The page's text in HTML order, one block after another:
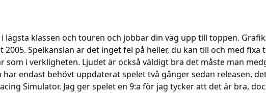
lägsta klassen och touren och jobbar din väg upp till toppen.
Spelkänslan är det inget fel på heller, du kan till och med
i verkligheten. Ljudet är också väldigt bra det måste man
endast behövt uppdaterat spelet två gånger sedan releasen,
Simulator. Jag ger spelet en 9:a för jag tycker att det är bra,